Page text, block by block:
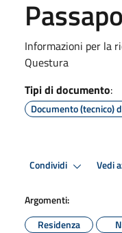
Informazioni per la
Questura
Tipi di documento:
Documento (tecnico)
Condividi Vedi
Argomenti:
Residenza